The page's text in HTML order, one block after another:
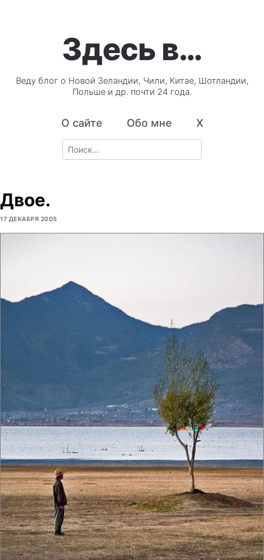
Здесь в…
Веду блог о Новой Зеландии, Чили, Китае, Шотландии,
Польше и др. почти 24 года.
О сайте Обо мне X
Search
for:
Двое.
17 ДЕКАБРЯ 2005